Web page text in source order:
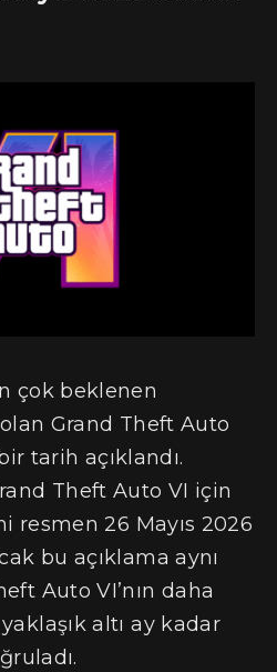
çok beklenen
Grand Theft Auto
tarih açıklandı.
Theft Auto VI için
resmen 26 Mayıs 2026
bu açıklama aynı
Auto VI’nın daha
altı ay kadar